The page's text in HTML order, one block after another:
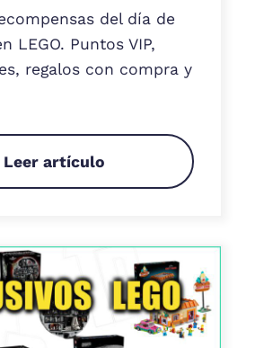
del día de
LEGO. Puntos VIP,
regalos con compra y
Leer artículo